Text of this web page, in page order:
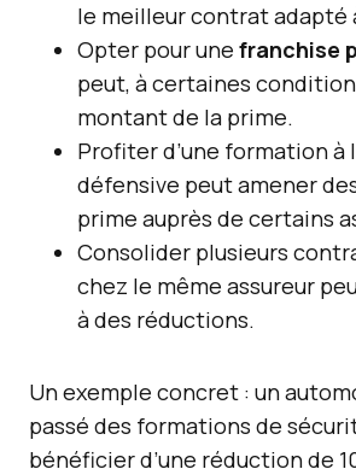
le meilleur contrat adapté
Opter pour une franchise
peut, à certaines
montant de la prime.
Profiter d’une formation à
défensive peut amener
prime auprès de certains
Consolider plusieurs
chez le même assureur
à des réductions.
Un exemple concret : un
passé des formations de
bénéficier d’une réduction de